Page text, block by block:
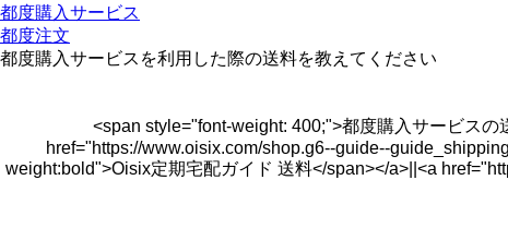
都度購入サービス
都度注文
都度購入サービスを利用した際の送料を教えてください
<span style="font-weight: 400;">都度購入サービス
href="https://www.oisix.com/shop.g6--guide--
weight:bold">Oisix定期宅配ガイド 送料</span></a>||<a